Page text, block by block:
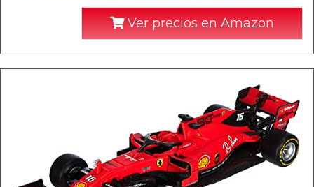
Ver precios en Amazon